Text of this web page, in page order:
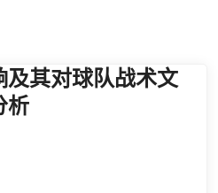
及其对球队战术文
析